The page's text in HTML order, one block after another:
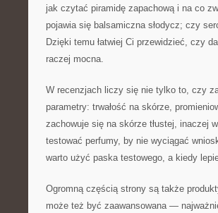
jak czytać piramidę zapachową i na co
pojawia się balsamiczna słodycz; czy
Dzięki temu łatwiej Ci przewidzieć, czy
raczej mocna.
W recenzjach liczy się nie tylko to, czy
parametry: trwałość na skórze,
zachowuje się na skórze tłustej, inaczej
testować perfumy, by nie wyciągać
warto użyć paska testowego, a kiedy
Ogromną częścią strony są także
może też być zaawansowana —